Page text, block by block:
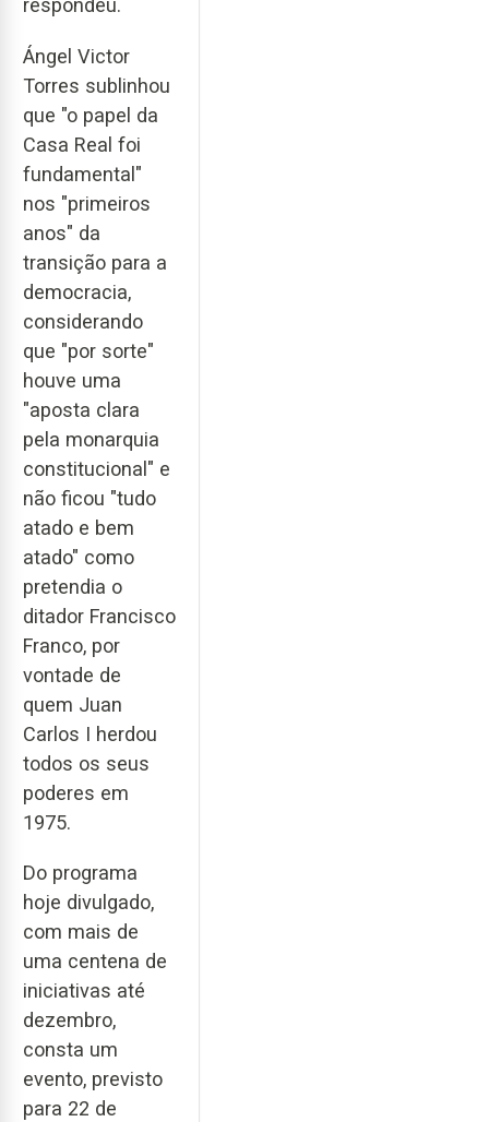
respondeu.
Ángel Victor
Torres sublinhou
que "o papel da
Casa Real foi
fundamental"
nos "primeiros
anos" da
transição para a
democracia,
considerando
que "por sorte"
houve uma
"aposta clara
pela monarquia
constitucional" e
não ficou "tudo
atado e bem
atado" como
pretendia o
ditador Francisco
Franco, por
vontade de
quem Juan
Carlos I herdou
todos os seus
poderes em
1975.
Do programa
hoje divulgado,
com mais de
uma centena de
iniciativas até
dezembro,
consta um
evento, previsto
para 22 de